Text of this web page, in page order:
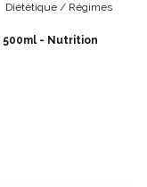
Diététique / Régimes
- Nutrition